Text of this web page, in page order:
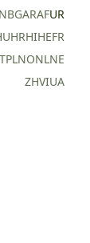
UR
AF
AR
BG
FR
HE
HI
HR
NE
NL
NO
PL
UA
VI
ZH